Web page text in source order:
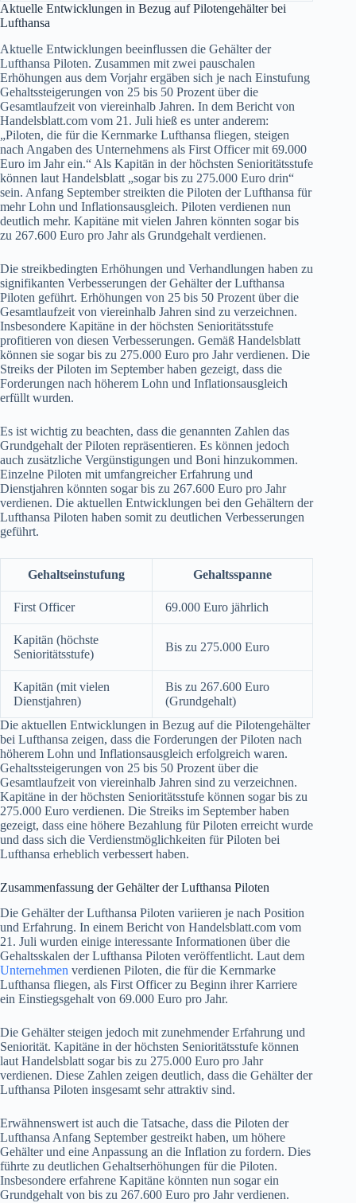
Aktuelle Entwicklungen in Bezug auf Pilotengehälter bei
Lufthansa
Aktuelle Entwicklungen beeinflussen die Gehälter der
Lufthansa Piloten. Zusammen mit zwei pauschalen
Erhöhungen aus dem Vorjahr ergäben sich je nach Einstufung
Gehaltssteigerungen von 25 bis 50 Prozent über die
Gesamtlaufzeit von viereinhalb Jahren. In dem Bericht von
Handelsblatt.com vom 21. Juli hieß es unter anderem:
„Piloten, die für die Kernmarke Lufthansa fliegen, steigen
nach Angaben des Unternehmens als First Officer mit 69.000
Euro im Jahr ein.“ Als Kapitän in der höchsten Senioritätsstufe
können laut Handelsblatt „sogar bis zu 275.000 Euro drin“
sein. Anfang September streikten die Piloten der Lufthansa für
mehr Lohn und Inflationsausgleich. Piloten verdienen nun
deutlich mehr. Kapitäne mit vielen Jahren könnten sogar bis
zu 267.600 Euro pro Jahr als Grundgehalt verdienen.
Die streikbedingten Erhöhungen und Verhandlungen haben zu
signifikanten Verbesserungen der Gehälter der Lufthansa
Piloten geführt. Erhöhungen von 25 bis 50 Prozent über die
Gesamtlaufzeit von viereinhalb Jahren sind zu verzeichnen.
Insbesondere Kapitäne in der höchsten Senioritätsstufe
profitieren von diesen Verbesserungen. Gemäß Handelsblatt
können sie sogar bis zu 275.000 Euro pro Jahr verdienen. Die
Streiks der Piloten im September haben gezeigt, dass die
Forderungen nach höherem Lohn und Inflationsausgleich
erfüllt wurden.
Es ist wichtig zu beachten, dass die genannten Zahlen das
Grundgehalt der Piloten repräsentieren. Es können jedoch
auch zusätzliche Vergünstigungen und Boni hinzukommen.
Einzelne Piloten mit umfangreicher Erfahrung und
Dienstjahren könnten sogar bis zu 267.600 Euro pro Jahr
verdienen. Die aktuellen Entwicklungen bei den Gehältern der
Lufthansa Piloten haben somit zu deutlichen Verbesserungen
geführt.
Gehaltseinstufung Gehaltsspanne
First Officer 69.000 Euro jährlich
Kapitän (höchste
Senioritätsstufe)
Bis zu 275.000 Euro
Kapitän (mit vielen
Dienstjahren)
Bis zu 267.600 Euro
(Grundgehalt)
Die aktuellen Entwicklungen in Bezug auf die Pilotengehälter
bei Lufthansa zeigen, dass die Forderungen der Piloten nach
höherem Lohn und Inflationsausgleich erfolgreich waren.
Gehaltssteigerungen von 25 bis 50 Prozent über die
Gesamtlaufzeit von viereinhalb Jahren sind zu verzeichnen.
Kapitäne in der höchsten Senioritätsstufe können sogar bis zu
275.000 Euro verdienen. Die Streiks im September haben
gezeigt, dass eine höhere Bezahlung für Piloten erreicht wurde
und dass sich die Verdienstmöglichkeiten für Piloten bei
Lufthansa erheblich verbessert haben.
Zusammenfassung der Gehälter der Lufthansa Piloten
Die Gehälter der Lufthansa Piloten variieren je nach Position
und Erfahrung. In einem Bericht von Handelsblatt.com vom
21. Juli wurden einige interessante Informationen über die
Gehaltsskalen der Lufthansa Piloten veröffentlicht. Laut dem
Unternehmen verdienen Piloten, die für die Kernmarke
Lufthansa fliegen, als First Officer zu Beginn ihrer Karriere
ein Einstiegsgehalt von 69.000 Euro pro Jahr.
Die Gehälter steigen jedoch mit zunehmender Erfahrung und
Seniorität. Kapitäne in der höchsten Senioritätsstufe können
laut Handelsblatt sogar bis zu 275.000 Euro pro Jahr
verdienen. Diese Zahlen zeigen deutlich, dass die Gehälter der
Lufthansa Piloten insgesamt sehr attraktiv sind.
Erwähnenswert ist auch die Tatsache, dass die Piloten der
Lufthansa Anfang September gestreikt haben, um höhere
Gehälter und eine Anpassung an die Inflation zu fordern. Dies
führte zu deutlichen Gehaltserhöhungen für die Piloten.
Insbesondere erfahrene Kapitäne könnten nun sogar ein
Grundgehalt von bis zu 267.600 Euro pro Jahr verdienen.